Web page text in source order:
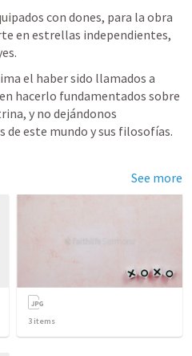
con dones, para la obra
en estrellas independientes,
el haber sido llamados a
hacerlo fundamentados sobre
y no dejándonos
este mundo y sus filosofías.
See more
3 items